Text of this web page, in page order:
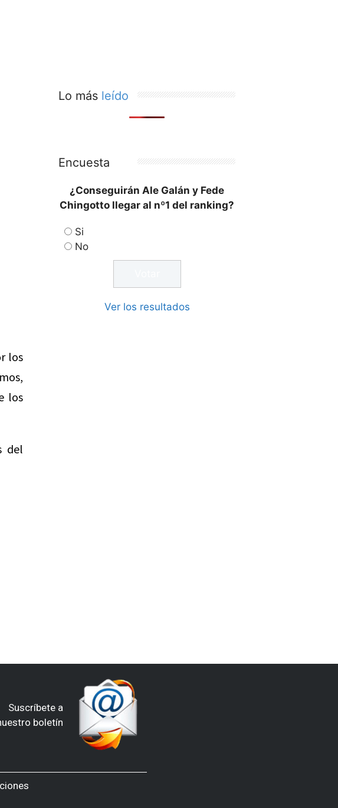
los
los
del
Lo más leído
Encuesta
¿Conseguirán Ale Galán y Fede
Chingotto llegar al nº1 del ranking?
Si
No
Ver los resultados
Suscríbete a
boletín